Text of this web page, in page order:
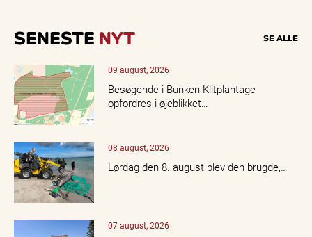
SENESTE NYT SE ALLE
09 august, 2026
Besøgende i Bunken Klitplantage
opfordres i øjeblikket…
08 august, 2026
Lørdag den 8. august blev den brugde,…
07 august, 2026